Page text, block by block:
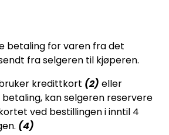
betaling for varen fra det
fra selgeren til kjøperen.
kredittkort (2) eller
betaling, kan selgeren reservere
ved bestillingen i inntil 4
(4)